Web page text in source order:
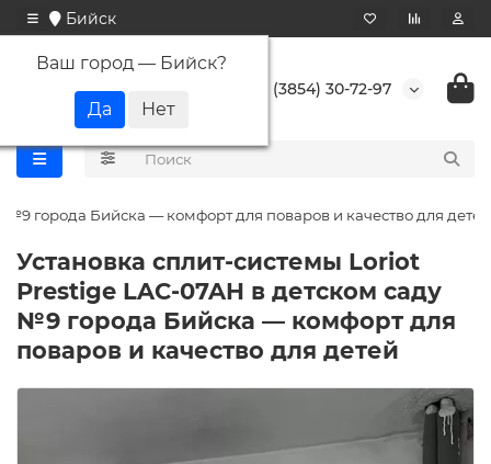
Бийск
Ваш город — Бийск?
+7 (3854) 30-72-97
города Бийска — комфорт для поваров и качество для детей
Установка сплит-системы Loriot
Prestige LAC-07AH в детском саду
№9 города Бийска — комфорт для
поваров и качество для детей